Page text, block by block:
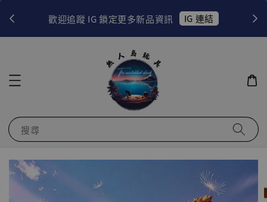
歡迎追蹤 IG 鎖定更多新品資訊 IG 連結
搜尋